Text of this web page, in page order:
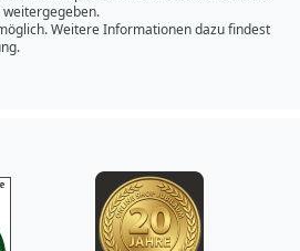
Weitere Informationen dazu findest